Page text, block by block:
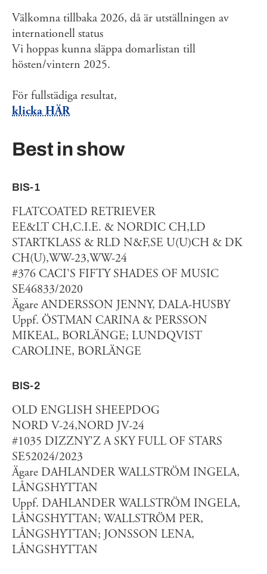
Välkomna tillbaka 2026, då är utställningen av
internationell status
Vi hoppas kunna släppa domarlistan till
hösten/vintern 2025.
För fullstädiga resultat,
klicka HÄR
Best in show
BIS-1
FLATCOATED RETRIEVER
EE&LT CH,C.I.E. & NORDIC CH,LD
STARTKLASS & RLD N&F,SE U(U)CH & DK
CH(U),WW-23,WW-24
#376 CACI'S FIFTY SHADES OF MUSIC
SE46833/2020
Ägare ANDERSSON JENNY, DALA-HUSBY
Uppf. ÖSTMAN CARINA & PERSSON
MIKEAL, BORLÄNGE; LUNDQVIST
CAROLINE, BORLÄNGE
BIS-2
OLD ENGLISH SHEEPDOG
NORD V-24,NORD JV-24
#1035 DIZZNY'Z A SKY FULL OF STARS
SE52024/2023
Ägare DAHLANDER WALLSTRÖM INGELA,
LÅNGSHYTTAN
Uppf. DAHLANDER WALLSTRÖM INGELA,
LÅNGSHYTTAN; WALLSTRÖM PER,
LÅNGSHYTTAN; JONSSON LENA,
LÅNGSHYTTAN